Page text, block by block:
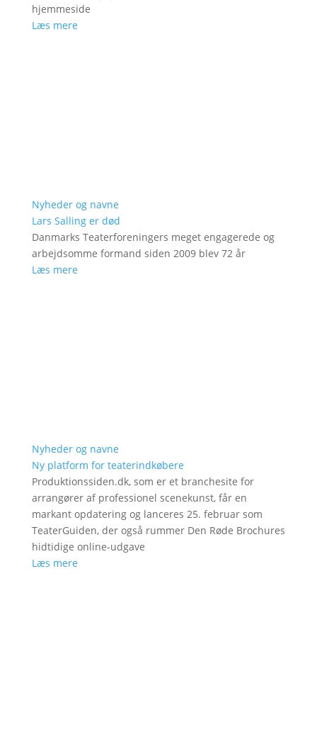
hjemmeside
Læs mere
Nyheder og navne
Lars Salling er død
Danmarks Teaterforeningers meget engagerede og
arbejdsomme formand siden 2009 blev 72 år
Læs mere
Nyheder og navne
Ny platform for teaterindkøbere
Produktionssiden.dk, som er et branchesite for
arrangører af professionel scenekunst, får en
markant opdatering og lanceres 25. februar som
TeaterGuiden, der også rummer Den Røde Brochures
hidtidige online-udgave
Læs mere